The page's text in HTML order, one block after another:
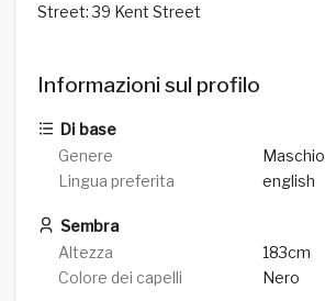
Street: 39 Kent Street
Informazioni sul profilo
Di base
Genere
Maschio
Lingua preferita
english
Sembra
Altezza
183cm
Colore dei capelli
Nero